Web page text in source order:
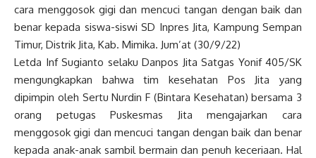
cara menggosok gigi dan mencuci tangan dengan baik dan
benar kepada siswa-siswi SD Inpres Jita, Kampung Sempan
Timur, Distrik Jita, Kab. Mimika. Jum’at (30/9/22)
Letda Inf Sugianto selaku Danpos Jita Satgas Yonif 405/SK
mengungkapkan bahwa tim kesehatan Pos Jita yang
dipimpin oleh Sertu Nurdin F (Bintara Kesehatan) bersama 3
orang petugas Puskesmas Jita mengajarkan cara
menggosok gigi dan mencuci tangan dengan baik dan benar
kepada anak-anak sambil bermain dan penuh keceriaan. Hal